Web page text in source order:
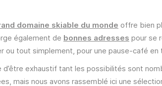
domaine skiable du monde offre bien
également de bonnes adresses pour se
ou tout simplement, pour une pause-café en
d’être exhaustif tant les possibilités sont
mais nous avons rassemblé ici une